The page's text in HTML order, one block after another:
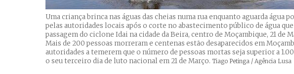
Uma criança brinca nas águas das cheias numa rua enquanto aguarda água
pelas autoridades locais após o corte no abastecimento público de água
passagem do ciclone Idai na cidade da Beira, centro de Moçambique, 21 de
Mais de 200 pessoas morreram e centenas estão desaparecidos em
autoridades a temerem que o número de pessoas mortas seja superior a
o seu terceiro dia de luto nacional em 21 de Março. Créditos
Tiago Petinga / Agência Lusa